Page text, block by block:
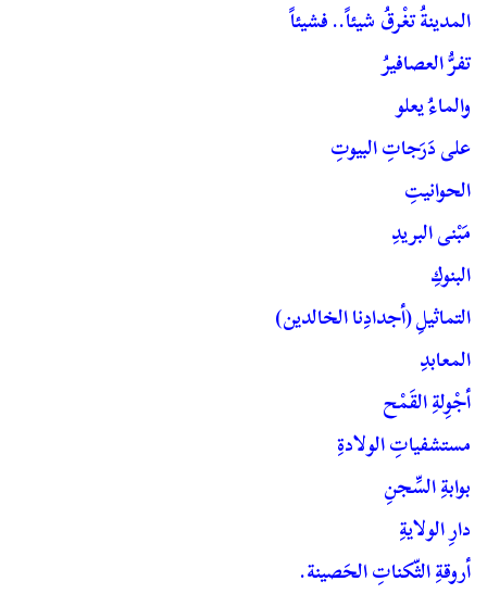
المدينةُ تغْرقُ شيئاً.. فشيئاً
تفرُّ العصافيرُ
والماءُ يعلو
على دَرَجاتِ البيوتِ
الحوانيتِ
مَبْنى البريدِ
البنوكِ
التماثيلِ (أجدادِنا الخالدين)
المعابدِ
أجْوِلةِ القَمْح
مستشفياتِ الولادةِ
بوابةِ السِّجنِ
دارِ الولايةِ
أروقةِ الثّكناتِ الحَصينة.